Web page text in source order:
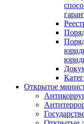
Открытое